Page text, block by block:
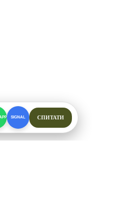
SIGNAL СПИТАТИ